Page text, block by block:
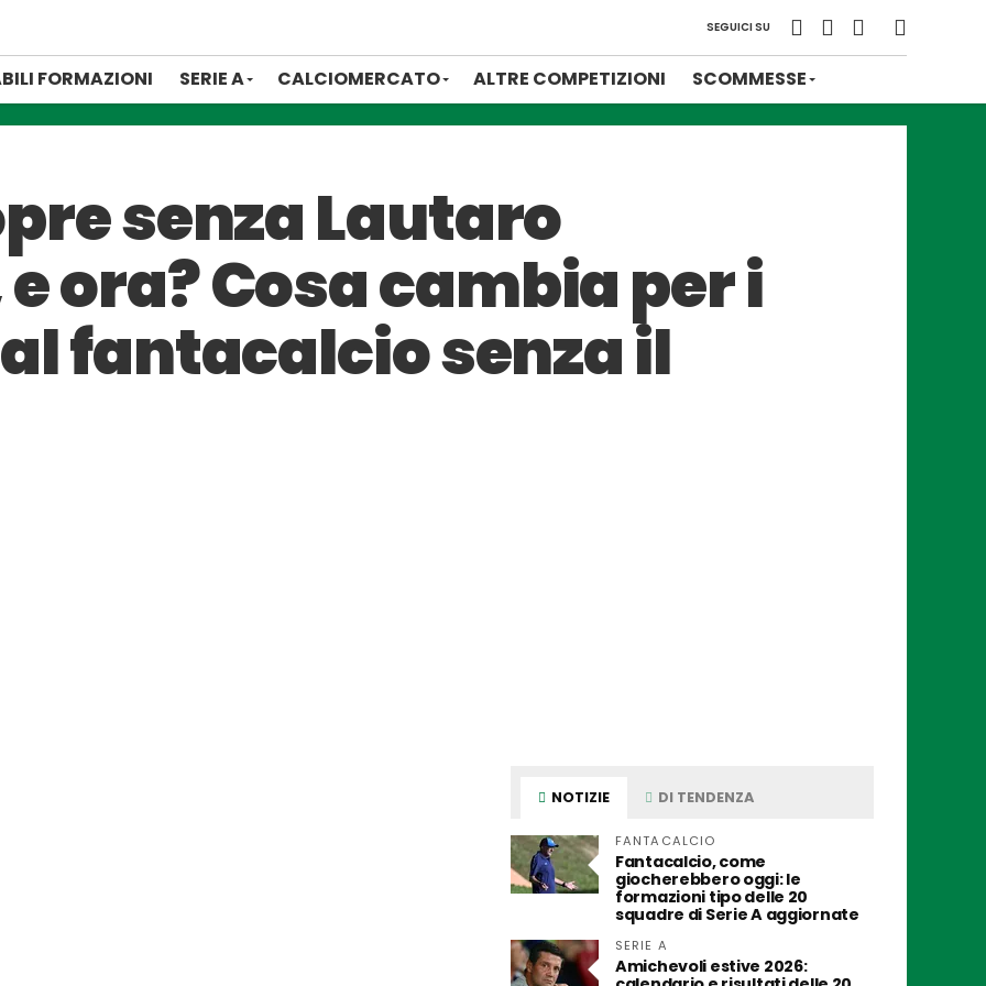
SEGUICI SU
FORMAZIONI SERIE A CALCIOMERCATO ALTRE COMPETIZIONI SCOMMESSE
senza Lautaro
ora? Cosa cambia per i
fantacalcio senza il
NOTIZIE DI TENDENZA
FANTACALCIO
Fantacalcio, come
giocherebbero oggi: le
formazioni tipo delle 20
squadre di Serie A aggiornate
SERIE A
Amichevoli estive 2026: